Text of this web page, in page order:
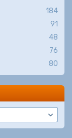
184
91
48
76
80